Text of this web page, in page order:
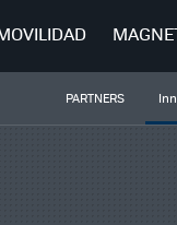
PARTNERS